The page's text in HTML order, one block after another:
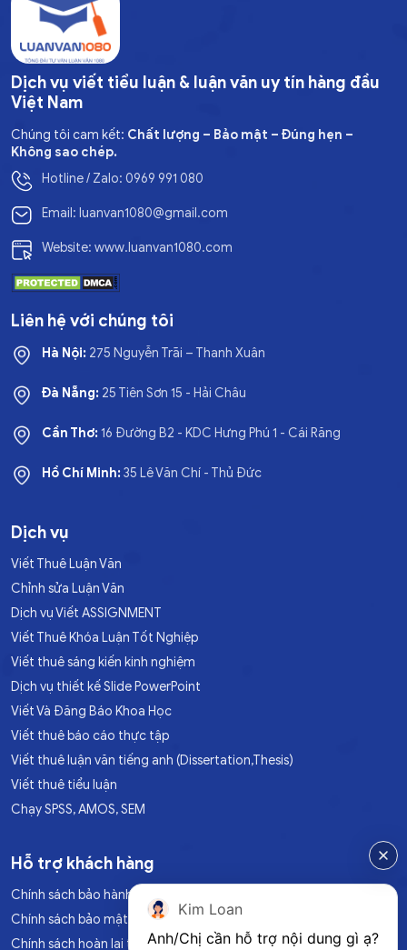
Dịch vụ viết tiểu luận & luận văn uy tín hàng đầu
Việt Nam
Chúng tôi cam kết: Chất lượng – Bảo mật – Đúng hẹn –
Không sao chép.
Hotline / Zalo: 0969 991 080
Email: luanvan1080@gmail.com
Website: www.luanvan1080.com
Liên hệ với chúng tôi
Hà Nội: 275 Nguyễn Trãi – Thanh Xuân
Đà Nẵng: 25 Tiên Sơn 15 - Hải Châu
Cần Thơ:16 Đường B2 - KDC Hưng Phú 1 - Cái Răng
Hồ Chí Minh:35 Lê Văn Chí - Thủ Đức
Dịch vụ
Viết Thuê Luận Văn
Chỉnh sửa Luận Văn
Dịch vụ Viết ASSIGNMENT
Viết Thuê Khóa Luận Tốt Nghiệp
Viết thuê sáng kiến kinh nghiệm
Dịch vụ thiết kế Slide PowerPoint
Viết Và Đăng Báo Khoa Học
Viết thuê báo cáo thực tập
Viết thuê luận văn tiếng anh (Dissertation,Thesis)
Viết thuê tiểu luận
Chạy SPSS, AMOS, SEM
Hỗ trợ khách hàng
Chính sách bảo hành
Chính sách bảo mật
Chính sách hoàn lại tiền
Kim Loan
Anh/Chị cần hỗ trợ nội dung gì ạ?